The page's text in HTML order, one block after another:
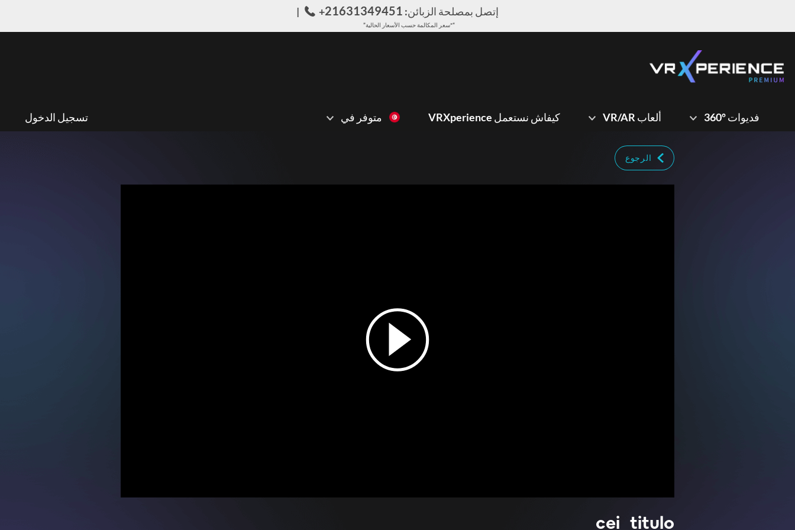
إتصل بمصلحة الزبائن: 21631349451
+
“*سعر المكالمة حسب الأسعار الحالية”
فديوات 360º ألعاب VR/AR كيفاش نستعمل VRXperience متوفر في تسجيل الدخول
الرجوع
cei_titulo